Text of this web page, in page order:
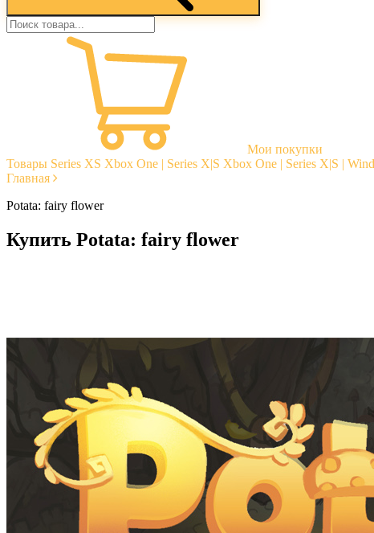
Мои покупки
Товары Series XS Xbox One | Series X|S Xbox One | Series X|S |
Главная
Potata: fairy flower
Купить Potata: fairy flower